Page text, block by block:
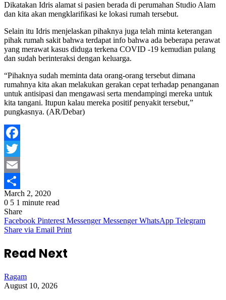
Dikatakan Idris alamat si pasien berada di perumahan Studio Alam
dan kita akan mengklarifikasi ke lokasi rumah tersebut.
Selain itu Idris menjelaskan pihaknya juga telah minta keterangan
pihak rumah sakit bahwa terdapat info bahwa ada beberapa perawat
yang merawat kasus diduga terkena COVID -19 kemudian pulang
dan sudah berinteraksi dengan keluarga.
“Pihaknya sudah meminta data orang-orang tersebut dimana
rumahnya kita akan melakukan gerakan cepat terhadap penanganan
untuk antisipasi dan mengawasi serta mendampingi mereka untuk
kita tangani. Itupun kalau mereka positif penyakit tersebut,”
pungkasnya. (AR/Debar)
Facebook
Twitter
Email
Share
March 2, 2020
0 5 1 minute read
Share
Facebook Pinterest Messenger Messenger WhatsApp Telegram
Share via Email Print
Read Next
Ragam
August 10, 2026